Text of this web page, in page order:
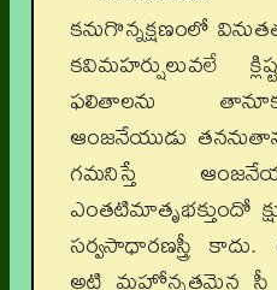
కనుగొన్నక్షణంలో
కవిమహర్షులువలే
ఫలితాలను
ఆంజనేయుడు
గమనిస్తే
ఎంతటిమాతృభక్తుందో
సర్వసాధారణస్త్రీ